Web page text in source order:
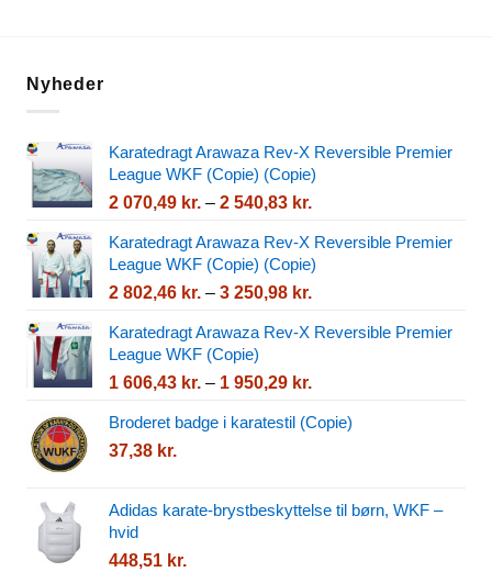
Nyheder
Karatedragt Arawaza Rev-X Reversible Premier
League WKF (Copie) (Copie)
2 070,49 kr. – 2 540,83 kr.
070,49 kr.
til
2
Karatedragt Arawaza Rev-X Reversible Premier
League WKF (Copie) (Copie)
2 802,46 kr. – 3 250,98 kr.
802,46 kr.
3
Karatedragt Arawaza Rev-X Reversible Premier
League WKF (Copie)
1 606,43 kr. – 1 950,29 kr.
606,43 kr.
Broderet badge i karatestil (Copie)
37,38 kr.
Adidas karate-brystbeskyttelse til børn, WKF –
hvid
448,51 kr.